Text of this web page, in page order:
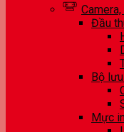
Đầu
Bộ
Mực